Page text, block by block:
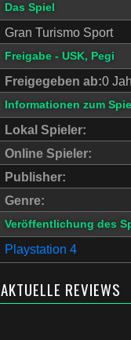
Das Spiel
Gran Turismo Sport
Freigabe - USK, Pegi
Freigegeben ab:0
Informationen zum
Lokal Spieler:
Online Spieler:
Publisher:
Genre:
Veröffentlichung des
Playstation 4
AKTUELLE REVIEWS